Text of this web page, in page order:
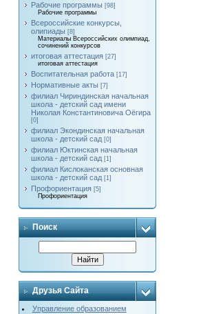
Рабочие программы [98]
Рабочие программы
Всероссийские конкурсы,
олипиады [8]
Материалы Всероссийских олимпиад,
сочинений конкурсов
итоговая аттестация [27]
итоговая аттестация
Воспитательная работа [17]
Нормативные акты [7]
филиал Чириндинская начальная
школа - детский сад имени
Николая Константиновича Оёгира
[0]
филиал Экондинская начальная
школа - детский сад [0]
филиал Юктинская начальная
школа - детский сад [1]
филиал Кислоканская основная
школа - детский сад [1]
Профориентация [5]
Профориентация
Поиск
Друзья Сайта
Управление образованием